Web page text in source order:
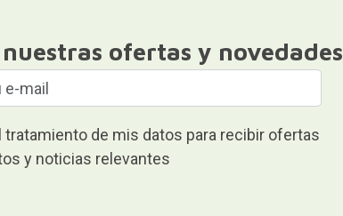
ofertas y novedades
tratamiento de mis datos para recibir ofertas
y noticias relevantes